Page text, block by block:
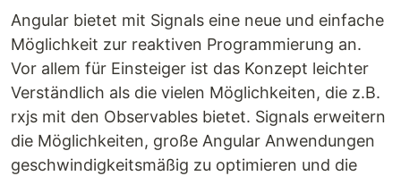
Angular bietet mit Signals eine neue und einfache
Möglichkeit zur reaktiven Programmierung an.
Vor allem für Einsteiger ist das Konzept leichter
Verständlich als die vielen Möglichkeiten, die z.B.
rxjs mit den Observables bietet. Signals erweitern
die Möglichkeiten, große Angular Anwendungen
geschwindigkeitsmäßig zu optimieren und die